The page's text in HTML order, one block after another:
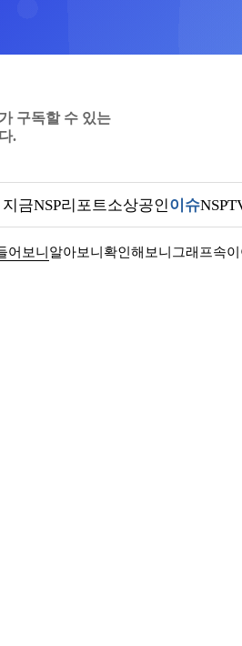
구독할 수 있는
.
금NSP리포트소상공인이슈
어보니 알아보니 확인해보니 그래프속이